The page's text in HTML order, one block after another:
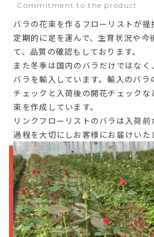
Commitment to the product
バラの花束を作るフローリストが
定期的に足を運んで、生育状況や今
て、品質の確認もしております。
また冬季は国内のバラだけではな
バラを輸入しています。輸入のバ
チェックと入荷後の開花チェック
束を作成しています。
リンクフローリストのバラは入荷
過程を大切にしお客様にお届けいた